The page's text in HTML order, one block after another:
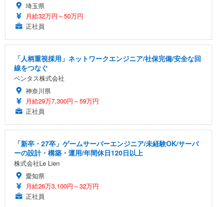
埼玉県
月給32万円～50万円
正社員
「人柄重視採用」ネットワークエンジニア/社保完備/安全な回
線をつなぐ
ベンタス株式会社
神奈川県
月給29万7,300円～59万円
正社員
「新卒・27卒」ゲームサーバーエンジニア/未経験OK/サーバ
ーの設計・構築・運用/年間休日120日以上
株式会社Le Lien
愛知県
月給26万3,100円～32万円
正社員